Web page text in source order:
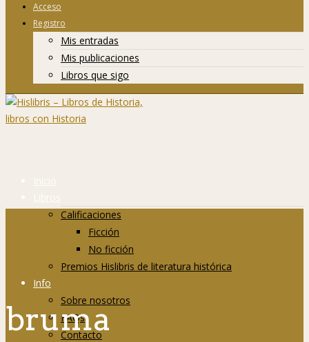
Acceso
Registro
Mis entradas
Mis publicaciones
Libros que sigo
Inicio
Libros
Calificaciones
Ficción
No ficción
Premios Hislibris de literatura histórica
Info
Sobre nosotros
FAQs
Contacto
bruma